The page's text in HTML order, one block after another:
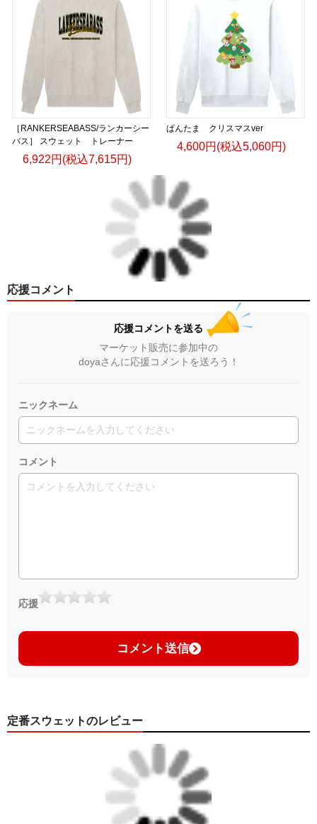
［RANKERSEABASS/ランカーシー
バス］ スウェット トレーナー
6,922円(税込7,615円)
ぱんたま クリスマスver
4,600円(税込5,060円)
応援コメント
応援コメントを送る
マーケット販売に参加中の
doyaさんに応援コメントを送ろう！
ニックネーム
コメント
応援
コメント送信
定番スウェットのレビュー